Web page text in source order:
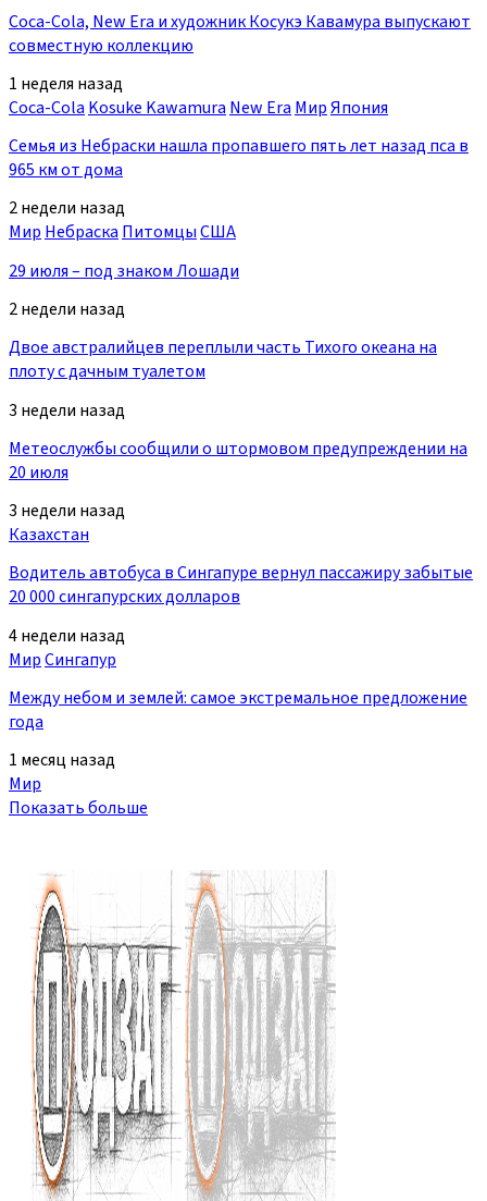
Coca-Cola, New Era и художник Косукэ Кавамура выпускают
совместную коллекцию
1 неделя назад
Coca-Cola Kosuke Kawamura New Era МирЯпония
Семья из Небраски нашла пропавшего пять лет назад пса в
965 км от дома
2 недели назад
МирНебраскаПитомцыСША
29 июля – под знаком Лошади
2 недели назад
Двое австралийцев переплыли часть Тихого океана на
плоту с дачным туалетом
3 недели назад
Метеослужбы сообщили о штормовом предупреждении на
20 июля
3 недели назад
Казахстан
Водитель автобуса в Сингапуре вернул пассажиру забытые
20 000 сингапурских долларов
4 недели назад
МирСингапур
Между небом и землей: самое экстремальное предложение
года
1 месяц назад
Мир
Показать больше